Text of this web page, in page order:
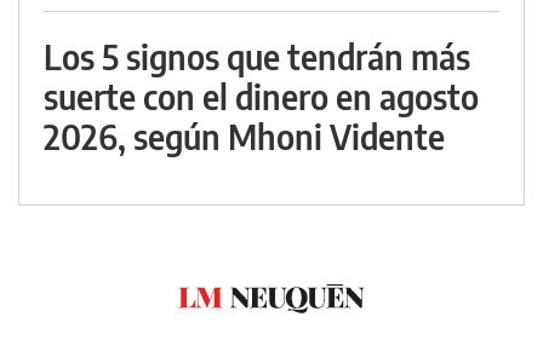
Los 5 signos que tendrán más
suerte con el dinero en agosto
2026, según Mhoni Vidente